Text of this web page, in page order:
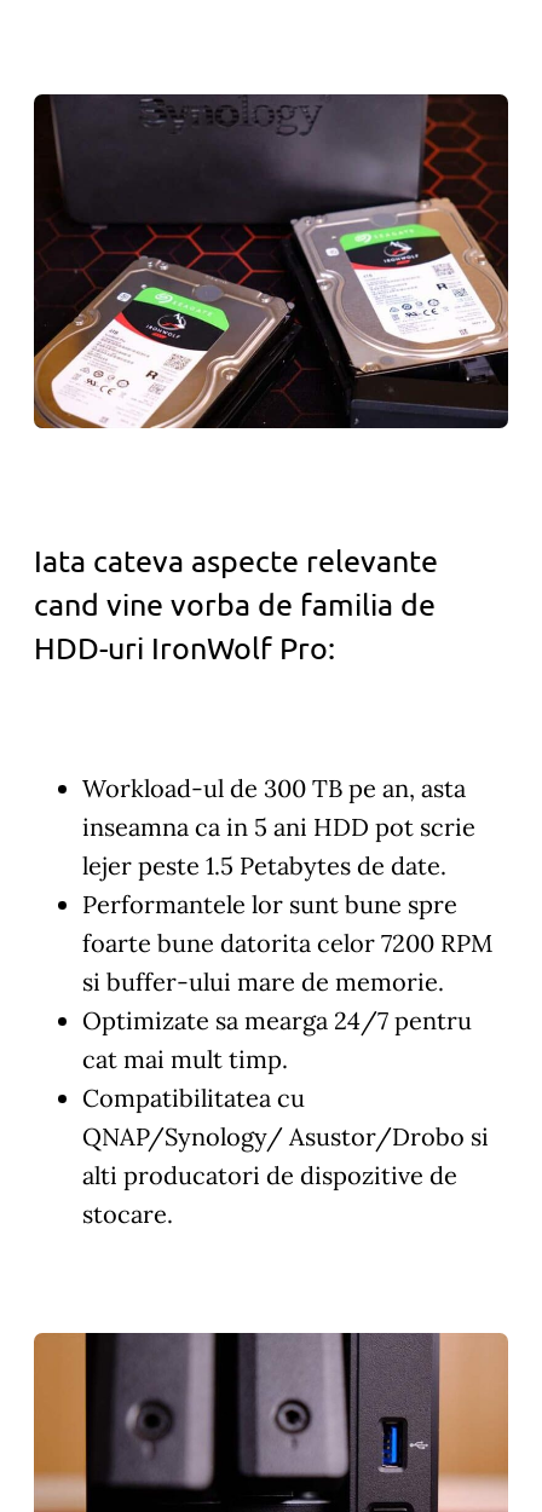
Iata cateva aspecte relevante
cand vine vorba de familia de
HDD-uri IronWolf Pro:
Workload-ul de 300 TB pe an, asta
inseamna ca in 5 ani HDD pot scrie
lejer peste 1.5 Petabytes de date.
Performantele lor sunt bune spre
foarte bune datorita celor 7200 RPM
si buffer-ului mare de memorie.
Optimizate sa mearga 24/7 pentru
cat mai mult timp.
Compatibilitatea cu
QNAP/Synology/ Asustor/Drobo si
alti producatori de dispozitive de
stocare.